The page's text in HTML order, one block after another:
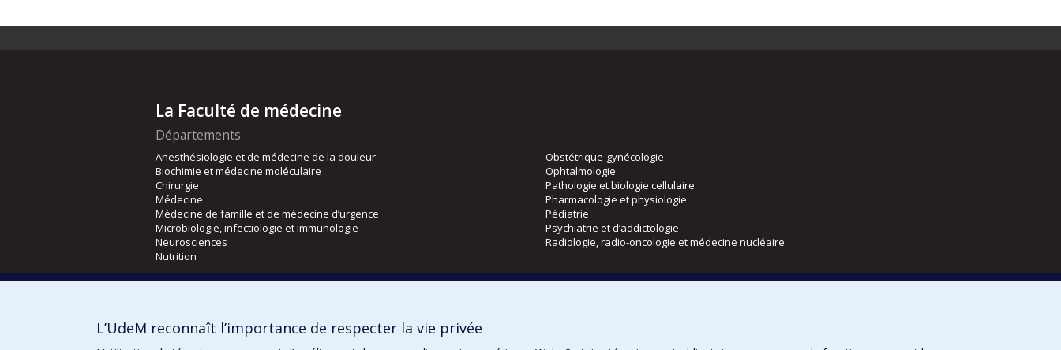
La Faculté de médecine
Départements
Anesthésiologie et de médecine de la douleur
Biochimie et médecine moléculaire
Chirurgie
Médecine
Médecine de famille et de médecine d’urgence
Microbiologie, infectiologie et immunologie
Neurosciences
Nutrition
Obstétrique-gynécologie
Ophtalmologie
Pathologie et biologie cellulaire
Pharmacologie et physiologie
Pédiatrie
Psychiatrie et d’addictologie
Radiologie, radio-oncologie et médecine nucléaire
Orthophonie et audiologie
L’UdeM reconnaît l’importance de respecter la vie privée